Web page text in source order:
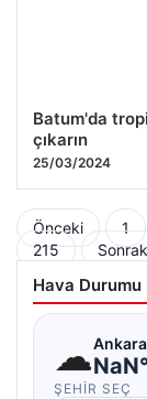
Batum'da
çıkarın
25/03/2024
Yazı
Önceki 1
215
Hava Durumu
☁Ankara
ŞEHIR SEÇ